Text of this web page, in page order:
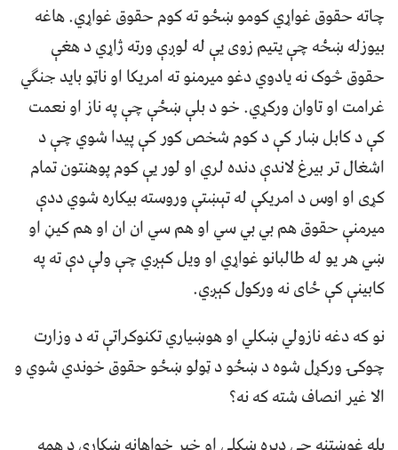
چاته حقوق غواړي کومو ښځو ته کوم حقوق غواړي. هاغه
بيوزله ښځه چې يتيم زوی يې له لوږې ورته ژاړي د هغې
حقوق څوک نه يادوي دغو ميرمنو ته امريکا او ناټو بايد جنګي
غرامت او تاوان ورکړي. خو د بلې ښځې چې په ناز او نعمت
کې د کابل ښار کې د کوم شخص کور کې پيدا شوي چې د
اشغال تر بيرغ لاندې دنده لري او لور يې کوم پوهنتون تمام
کړی او اوس د امريکې له تېښتې وروسته بيکاره شوي ددې
ميرمنې حقوق هم بي بي سي او هم سي ان ان او هم کيڼ او
ښي هر يو له طالبانو غواړي او ويل کېږي چې ولې دې ته په
کابينې کې ځای نه ورکول کېږي.
نو که دغه نازولي ښکلي او هوښياري تکنوکراتې ته د وزارت
چوکۍ ورکړل شوه د ښځو د ټولو ښځو حقوق خوندي شوي و
الا غير انصاف شته که نه؟